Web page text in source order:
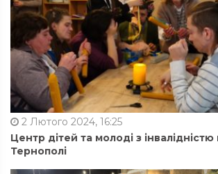
2 Лютого 2024, 16:25
Центр дітей та молоді з інвалідністю
Тернополі